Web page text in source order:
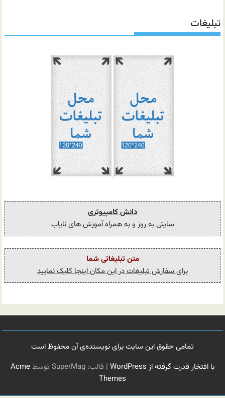
تبلیغات
دانش کامپیوتری
سایتی به روز و به همراه آموزش های نایاب
متن تبلیغاتی شما
برای سفارش تبلیغات در این مکان اینجا کلیک نمایید
تمامی حقوق این سایت برای نویسنده‌ی آن محفوظ است
با افتخار قدرت گرفته از WordPress
| قالب: SuperMag توسط
Acme
Themes